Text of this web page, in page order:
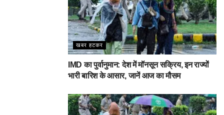
खबर हटकर
IMD का पुर्वानुमान: देश में मॉनसून सक्रिय, इन राज्यों
भारी बारिश के आसार, जानें आज का मौसम